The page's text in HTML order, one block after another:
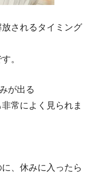
されるタイミング
。
が出る
常によく見られま
、休みに入ったら